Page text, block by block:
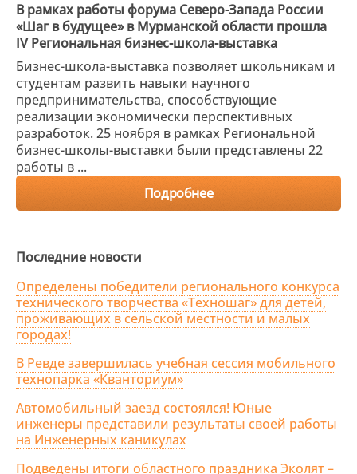
В рамках работы форума Северо-Запада России
«Шаг в будущее» в Мурманской области прошла
IV Региональная бизнес-школа-выставка
Бизнес-школа-выставка позволяет школьникам и
студентам развить навыки научного
предпринимательства, способствующие
реализации экономически перспективных
разработок. 25 ноября в рамках Региональной
бизнес-школы-выставки были представлены 22
работы в ...
Подробнее
Последние новости
Определены победители регионального конкурса
технического творчества «Техношаг» для детей,
проживающих в сельской местности и малых
городах!
В Ревде завершилась учебная сессия мобильного
технопарка «Кванториум»
Автомобильный заезд состоялся! Юные
инженеры представили результаты своей работы
на Инженерных каникулах
Подведены итоги областного праздника Эколят –